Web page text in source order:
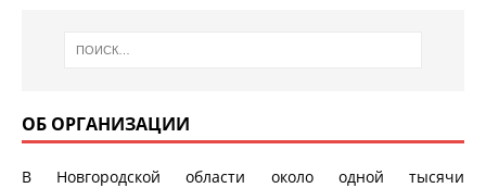
ОБ ОРГАНИЗАЦИИ
В Новгородской области около одной тысячи